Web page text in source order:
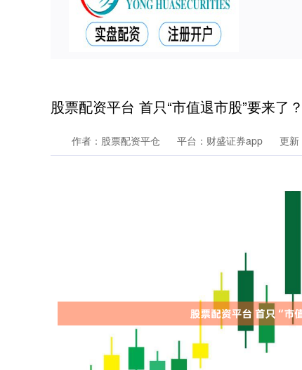
股票配资平台 首只“市值退市股”要来了
作者：股票配资平仓 平台：财盛证券app 更新